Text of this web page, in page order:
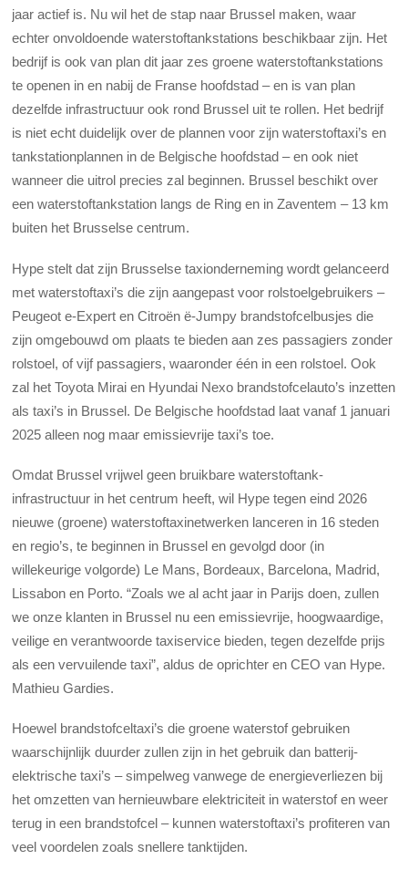
jaar actief is. Nu wil het de stap naar Brussel maken, waar
echter onvoldoende waterstoftankstations beschikbaar zijn. Het
bedrijf is ook van plan dit jaar zes groene waterstoftankstations
te openen in en nabij de Franse hoofdstad – en is van plan
dezelfde infrastructuur ook rond Brussel uit te rollen. Het bedrijf
is niet echt duidelijk over de plannen voor zijn waterstoftaxi’s en
tankstationplannen in de Belgische hoofdstad – en ook niet
wanneer die uitrol precies zal beginnen. Brussel beschikt over
een waterstoftankstation langs de Ring en in Zaventem – 13 km
buiten het Brusselse centrum.
Hype stelt dat zijn Brusselse taxionderneming wordt gelanceerd
met waterstoftaxi’s die zijn aangepast voor rolstoelgebruikers –
Peugeot e-Expert en Citroën ë-Jumpy brandstofcelbusjes die
zijn omgebouwd om plaats te bieden aan zes passagiers zonder
rolstoel, of vijf passagiers, waaronder één in een rolstoel. Ook
zal het Toyota Mirai en Hyundai Nexo brandstofcelauto’s inzetten
als taxi’s in Brussel. De Belgische hoofdstad laat vanaf 1 januari
2025 alleen nog maar emissievrije taxi’s toe.
Omdat Brussel vrijwel geen bruikbare waterstoftank-
infrastructuur in het centrum heeft, wil Hype tegen eind 2026
nieuwe (groene) waterstoftaxinetwerken lanceren in 16 steden
en regio’s, te beginnen in Brussel en gevolgd door (in
willekeurige volgorde) Le Mans, Bordeaux, Barcelona, Madrid,
Lissabon en Porto. “Zoals we al acht jaar in Parijs doen, zullen
we onze klanten in Brussel nu een emissievrije, hoogwaardige,
veilige en verantwoorde taxiservice bieden, tegen dezelfde prijs
als een vervuilende taxi”, aldus de oprichter en CEO van Hype.
Mathieu Gardies.
Hoewel brandstofceltaxi’s die groene waterstof gebruiken
waarschijnlijk duurder zullen zijn in het gebruik dan batterij-
elektrische taxi’s – simpelweg vanwege de energieverliezen bij
het omzetten van hernieuwbare elektriciteit in waterstof en weer
terug in een brandstofcel – kunnen waterstoftaxi’s profiteren van
veel voordelen zoals snellere tanktijden.